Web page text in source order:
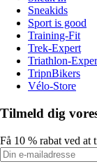
Sneakids
Sport is good
Training-Fit
Trek-Expert
Triathlon-
TripnBikers
Vélo-Store
Tilmeld dig
Få 10 % rabat ved at